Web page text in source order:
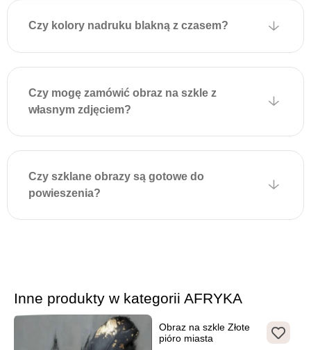
umożliwiającymi
zawieszenie na ścianie.
Płytki są przyklejone do
obrazu za pomocą
i zapewnia solidne
mocowanie.
Aby powiesić obraz,
szybki, nie wymaga
zapewnia estetyczny wygląd
bez widocznych elementów
Czy kolory nadruku blakną z czasem?
Czy mogę zamówić obraz na szkle z
własnym zdjęciem?
Czy szklane obrazy są gotowe do
powieszenia?
Inne produkty w kategorii AFRYKA
Obraz na szkle Złote
pióro miasta